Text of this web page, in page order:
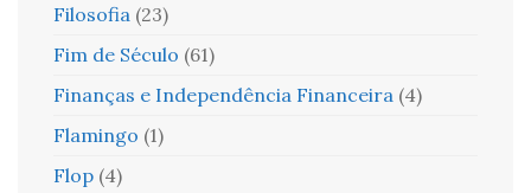
Filosofia (23)
Fim de Século (61)
Finanças e Independência Financeira (4)
Flamingo (1)
Flop (4)